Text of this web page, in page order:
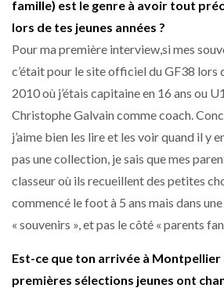
famille) est le genre à avoir tout
lors de tes jeunes années ?
Pour ma première interview,si mes
c’était pour le site officiel du GF38 lors
2010 où j’étais capitaine en 16 ans ou
Christophe Galvain comme coach.
j’aime bien les lire et les voir quand il y
pas une collection, je sais que mes
classeur où ils recueillent des petites
commencé le foot à 5 ans mais dans
« souvenirs », et pas le côté « parents
Est-ce que ton arrivée à
premières sélections jeunes ont